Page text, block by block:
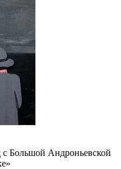
с Большой Андроньевской